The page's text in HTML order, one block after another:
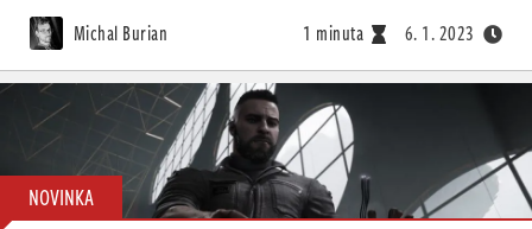
Michal Burian 1 minuta 6. 1. 2023
NOVINKA